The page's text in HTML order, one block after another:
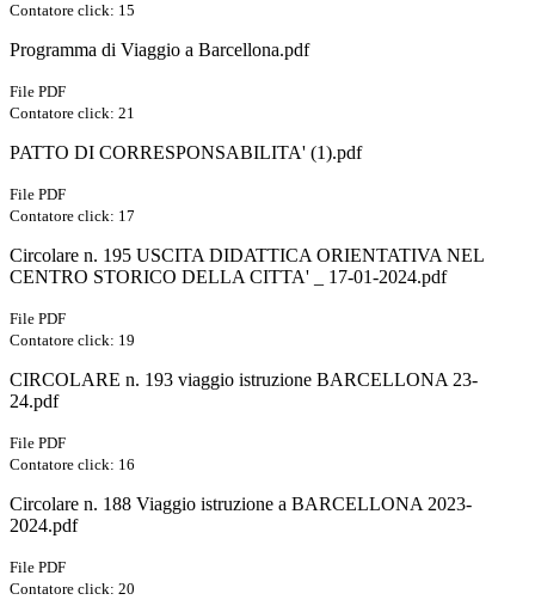
Contatore click: 15
Programma di Viaggio a Barcellona.pdf
File PDF
Contatore click: 21
PATTO DI CORRESPONSABILITA' (1).pdf
File PDF
Contatore click: 17
Circolare n. 195 USCITA DIDATTICA ORIENTATIVA NEL
CENTRO STORICO DELLA CITTA' _ 17-01-2024.pdf
File PDF
Contatore click: 19
CIRCOLARE n. 193 viaggio istruzione BARCELLONA 23-
24.pdf
File PDF
Contatore click: 16
Circolare n. 188 Viaggio istruzione a BARCELLONA 2023-
2024.pdf
File PDF
Contatore click: 20